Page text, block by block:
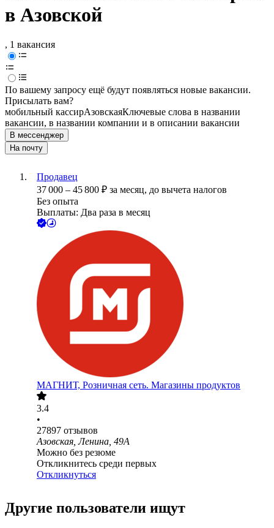
в Азовской
, 1 вакансия
По вашему запросу ещё будут появляться новые вакансии.
Присылать вам?
мобильный кассирАзовскаяКлючевые слова в названии
вакансии, в названии компании и в описании вакансии
В мессенджер
На почту
Продавец
37 000 – 45 800 ₽ за месяц, до вычета налогов
Без опыта
Выплаты: Два раза в месяц
МАГНИТ, Розничная сеть. Магазины продуктов
3.4
•
27897 отзывов
Азовская, Ленина, 49А
Можно без резюме
Откликнитесь среди первых
Откликнуться
Другие пользователи ищут